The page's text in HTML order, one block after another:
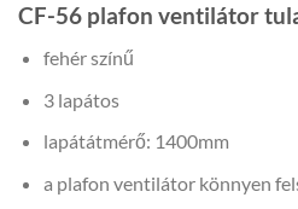
CF-56 plafon ventilátor
fehér színű
3 lapátos
lapátátmérő: 1400mm
a plafon ventilátor könnyen